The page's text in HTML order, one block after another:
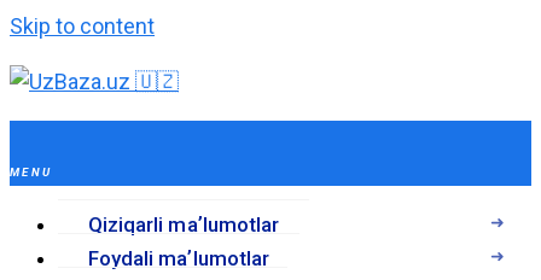
Skip to content
Qiziqarli maʼlumotlar
Foydali maʼlumotlar